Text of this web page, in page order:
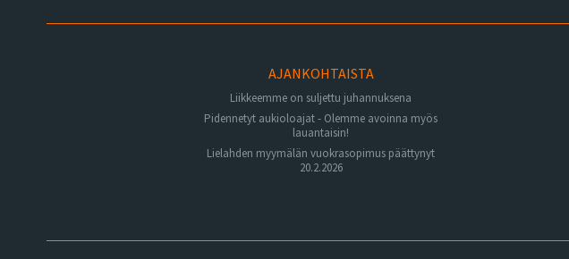
AJANKOHTAISTA
Liikkeemme on suljettu juhannuksena
Pidennetyt aukioloajat - Olemme avoinna myös
lauantaisin!
Lielahden myymälän vuokrasopimus päättynyt
20.2.2026